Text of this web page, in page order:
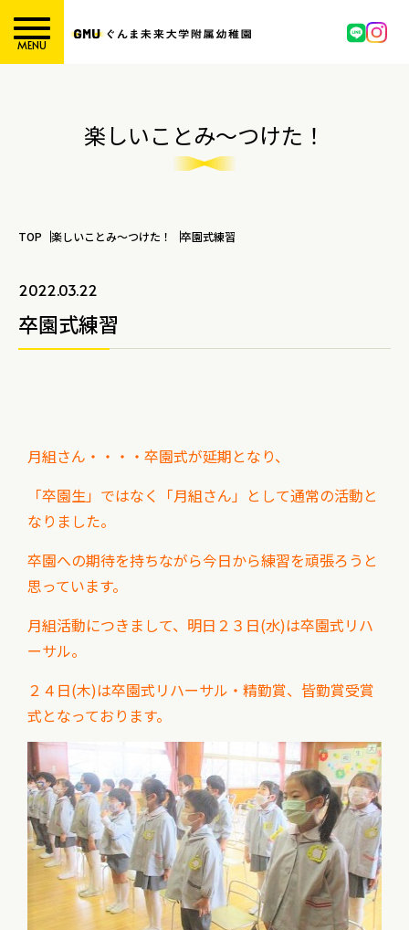
MENU
楽しいことみ～つけた！
TOP 楽しいことみ～つけた！ 卒園式練習
2022.03.22
卒園式練習
月組さん・・・・卒園式が延期となり、
「卒園生」ではなく「月組さん」として通常の活動と
なりました。
卒園への期待を持ちながら今日から練習を頑張ろうと
思っています。
月組活動につきまして、明日２３日(水)は卒園式リハ
ーサル。
２４日(木)は卒園式リハーサル・精勤賞、皆勤賞受賞
式となっております。